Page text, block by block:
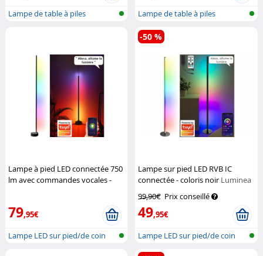
Lampe de table à piles
Lampe de table à piles
Lampe à pied LED connectée 750
lm avec commandes vocales -
79,95€
Lampe LED sur pied/de coin
Lampe sur pied LED RVB IC
connectée - coloris noir Luminea
99,90€ Prix conseillé
49,95€
-50 %
Lampe LED sur pied/de coin
réseau s...